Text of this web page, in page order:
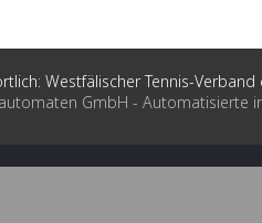
Westfälischer Tennis-Verband
GmbH - Automatisierte